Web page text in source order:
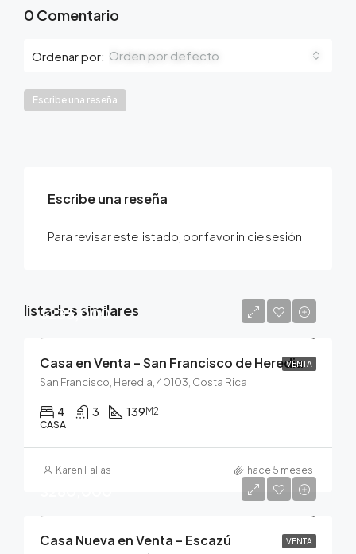
0 Comentario
Ordenar por: Orden por defecto
Escribe una reseña
Escribe una reseña
Para revisar este listado, por favor inicie sesión.
listados similares
VENTA
$235,000
Casa en Venta – San Francisco de Heredia
San Francisco, Heredia, 40103, Costa Rica
4 3 139M2
CASA
Karen Fallas hace 5 meses
VENTA
Casa Nueva en Venta – Escazú